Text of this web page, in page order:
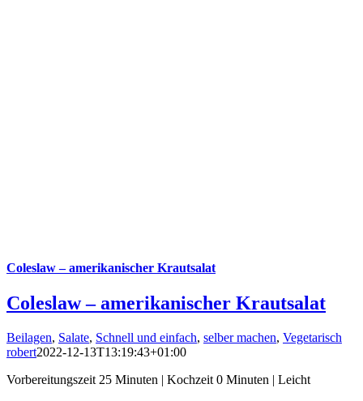
Coleslaw – amerikanischer Krautsalat
Coleslaw – amerikanischer Krautsalat
Beilagen, Salate, Schnell und einfach, selber machen, Vegetarisch
robert2022-12-13T13:19:43+01:00
Vorbereitungszeit 25 Minuten | Kochzeit 0 Minuten | Leicht